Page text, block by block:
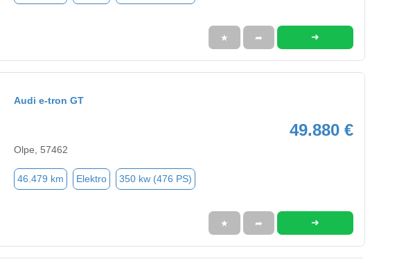
★ ➦ ➜
Audi e-tron GT
49.880 €
Olpe, 57462
46.479 km Elektro 350 kw (476 PS)
★ ➦ ➜